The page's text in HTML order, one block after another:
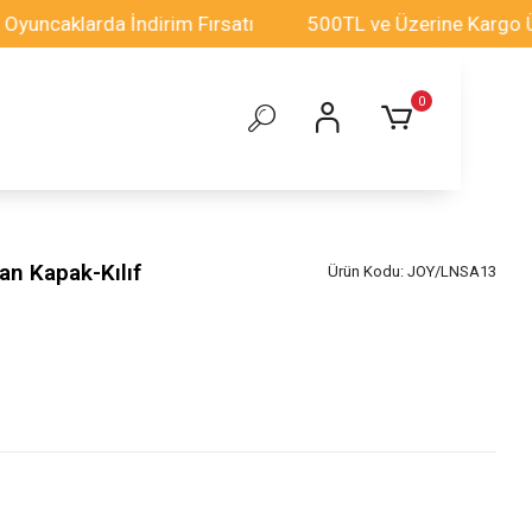
İndirim Fırsatı 500TL ve Üzerine Kargo
0
Kapak-Kılıf Ürün Kodu: JOY/LNSA13